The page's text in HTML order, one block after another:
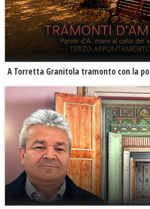
​A Torretta Granitola tramonto con la